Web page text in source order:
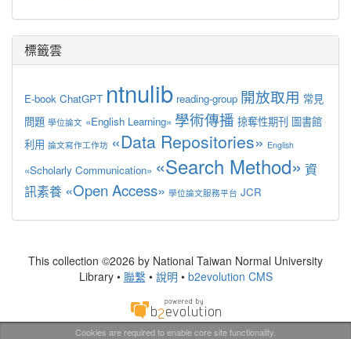
標籤雲
E-book ChatGPT ntnulib reading-group 開放取用 常見
問題 學位論文 «English Learning» 學術傳播 掠奪性期刊 圖書館
利用 論文寫作工作坊 «Data Repositories» English
«Scholarly Communication» «Search Method» 資
訊素養 «Open Access» 學位論文服務平台 JCR
This collection ©2026 by National Taiwan Normal University
Library • 聯繫• 說明 • b2evolution CMS
Cookies are required to enable core site functionality.